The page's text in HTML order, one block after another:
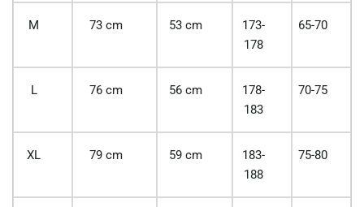
M 73 cm 53 cm
173-
178
65-70
L 76 cm 56 cm
178-
183
70-75
XL 79 cm 59 cm
183-
188
75-80